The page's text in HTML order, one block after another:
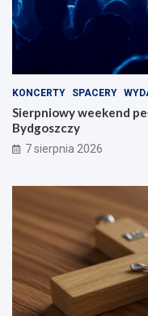
KONCERTY SPACERY
Sierpniowy weekend
Bydgoszczy
7 sierpnia 2026